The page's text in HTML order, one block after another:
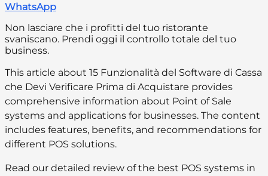
WhatsApp
Non lasciare che i profitti del tuo ristorante
svaniscano. Prendi oggi il controllo totale del tuo
business.
This article about 15 Funzionalità del Software di Cassa
che Devi Verificare Prima di Acquistare provides
comprehensive information about Point of Sale
systems and applications for businesses. The content
includes features, benefits, and recommendations for
different POS solutions.
Read our detailed review of the best POS systems in